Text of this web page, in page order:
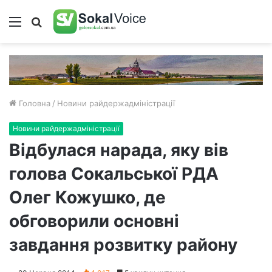
Меню Пошук
Головна / Новини райдержадміністрації
Новини райдержадміністрації
Відбулася нарада, яку вів
голова Сокальської РДА
Олег Кожушко, де
обговорили основні
завдання розвитку району